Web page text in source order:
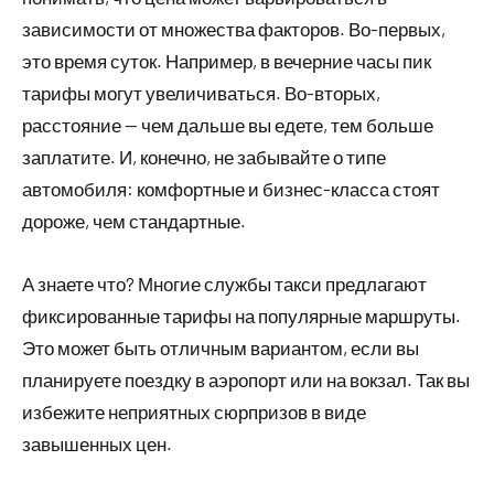
зависимости от множества факторов. Во-первых,
это время суток. Например, в вечерние часы пик
тарифы могут увеличиваться. Во-вторых,
расстояние — чем дальше вы едете, тем больше
заплатите. И, конечно, не забывайте о типе
автомобиля: комфортные и бизнес-класса стоят
дороже, чем стандартные.
А знаете что? Многие службы такси предлагают
фиксированные тарифы на популярные маршруты.
Это может быть отличным вариантом, если вы
планируете поездку в аэропорт или на вокзал. Так вы
избежите неприятных сюрпризов в виде
завышенных цен.